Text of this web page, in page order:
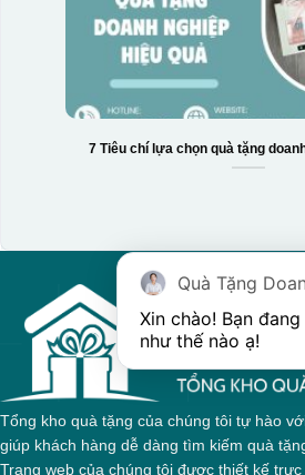
7 Tiêu chí lựa chọn quà tặng
Tổng kho quà tặng của chúng tôi tự hào
giúp khách hàng dễ dàng tìm kiếm quà
Trang web của chúng tôi được thiết kế
Quà Tặng
Xin chào! Bạn
như thế nào ạ!